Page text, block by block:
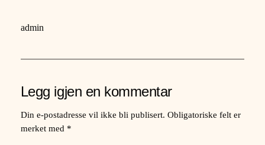
admin
Legg igjen en kommentar
Din e-postadresse vil ikke bli publisert. Obligatoriske felt er
merket med *